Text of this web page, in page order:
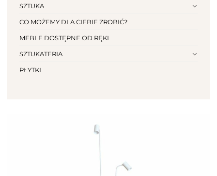
SZTUKA
CO MOŻEMY DLA CIEBIE ZROBIĆ?
MEBLE DOSTĘPNE OD RĘKI
SZTUKATERIA
PŁYTKI